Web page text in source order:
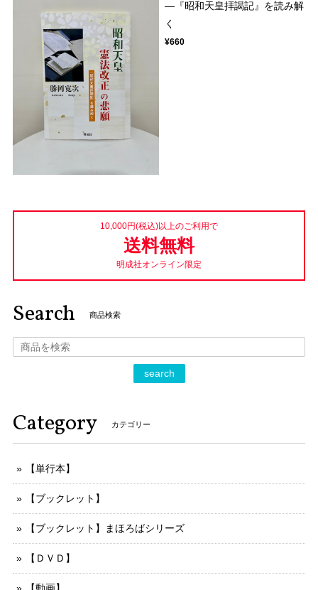
―『昭和天皇拝謁記』を読み解
く
¥660
10,000円(税込)以上のご利用で
送料無料
明成社オンライン限定
Search 商品検索
search
Category カテゴリー
【単行本】
【ブックレット】
【ブックレット】まほろばシリーズ
【ＤＶＤ】
【動画】